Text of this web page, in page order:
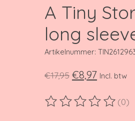
A Tiny
long
Artikelnummer:
€17,95 €8,97 Incl. btw
De beoordeling van(0)